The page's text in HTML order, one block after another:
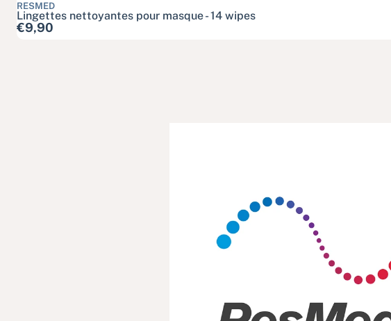
RESMED
Lingettes nettoyantes pour masque - 14 wipes
Prix habituel
€9,90